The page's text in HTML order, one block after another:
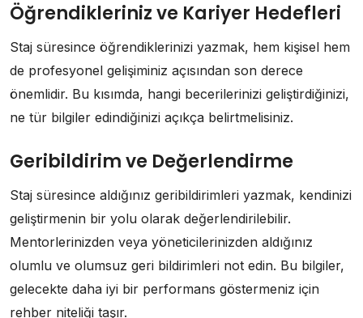
Öğrendikleriniz ve Kariyer Hedefleri
Staj süresince öğrendiklerinizi yazmak, hem kişisel hem
de profesyonel gelişiminiz açısından son derece
önemlidir. Bu kısımda, hangi becerilerinizi geliştirdiğinizi,
ne tür bilgiler edindiğinizi açıkça belirtmelisiniz.
Geribildirim ve Değerlendirme
Staj süresince aldığınız geribildirimleri yazmak, kendinizi
geliştirmenin bir yolu olarak değerlendirilebilir.
Mentorlerinizden veya yöneticilerinizden aldığınız
olumlu ve olumsuz geri bildirimleri not edin. Bu bilgiler,
gelecekte daha iyi bir performans göstermeniz için
rehber niteliği taşır.